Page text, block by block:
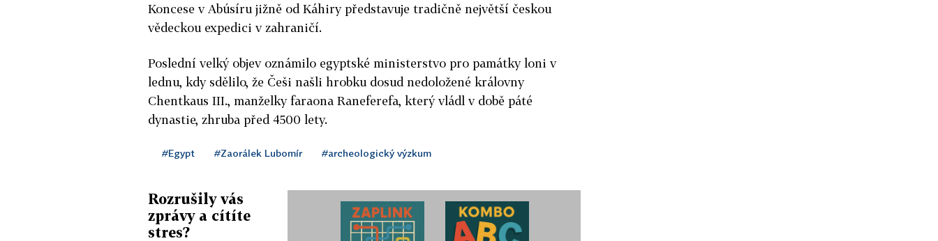
Koncese v Abúsíru jižně od Káhiry představuje tradičně největší českou
vědeckou expedici v zahraničí.
Poslední velký objev oznámilo egyptské ministerstvo pro památky loni v
lednu, kdy sdělilo, že Češi našli hrobku dosud nedoložené královny
Chentkaus III., manželky faraona Raneferefa, který vládl v době páté
dynastie, zhruba před 4500 lety.
#Egypt #Zaorálek Lubomír #archeologický výzkum
Rozrušily vás
zprávy a cítíte
stres?